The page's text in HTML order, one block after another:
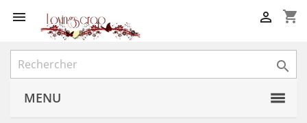
 shopping_cart


MENU